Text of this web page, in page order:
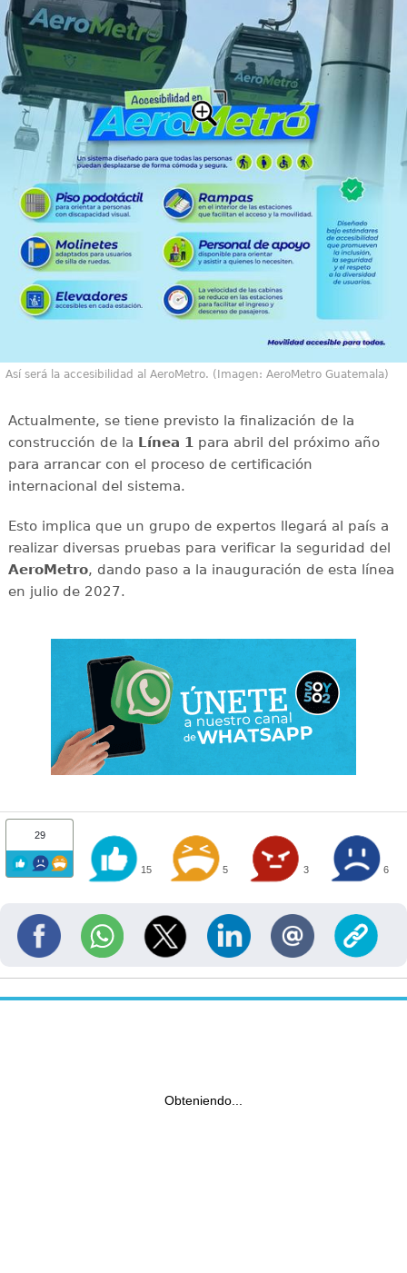
Así será la accesibilidad al AeroMetro. (Imagen: AeroMetro Guatemala)
Actualmente, se tiene previsto la finalización de la
construcción de la Línea 1para abril del próximo año
para arrancar con el proceso de certificación
internacional del sistema.
Esto implica que un grupo de expertos llegará al país a
realizar diversas pruebas para verificar la seguridad del
AeroMetro, dando paso a la inauguración de esta línea
en julio de 2027.
29
15 5 3 6
Obteniendo...